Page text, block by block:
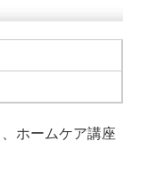
ホームケア講座